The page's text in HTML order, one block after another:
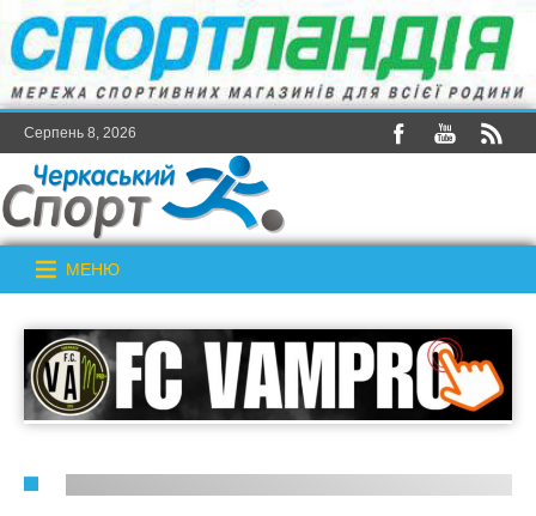
Серпень 8, 2026
МЕНЮ